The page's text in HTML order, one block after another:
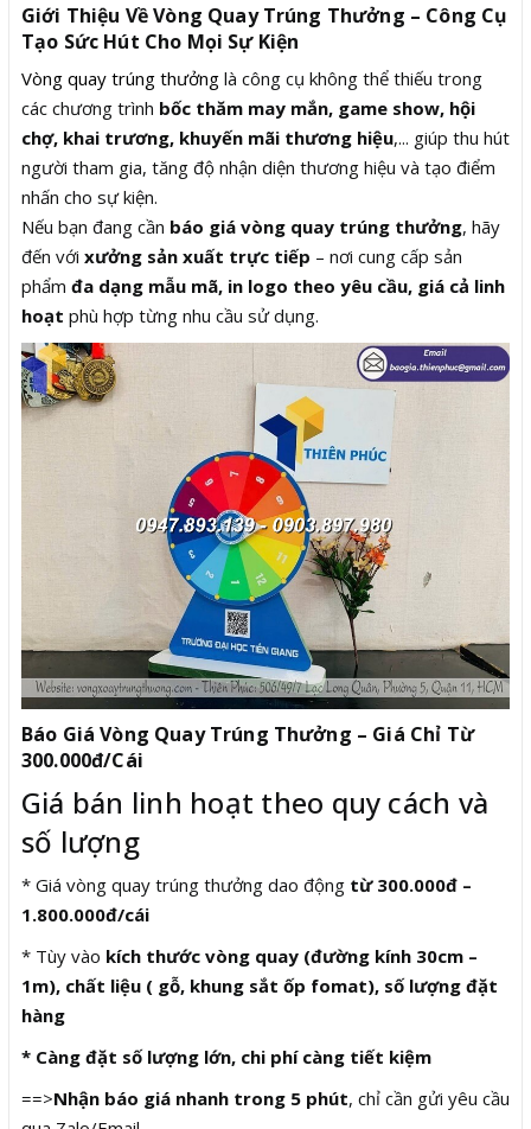
Giới Thiệu Về Vòng Quay Trúng Thưởng – Công Cụ
Tạo Sức Hút Cho Mọi Sự Kiện
Vòng quay trúng thưởng là công cụ không thể thiếu trong
các chương trình bốc thăm may mắn, game show, hội
chợ, khai trương, khuyến mãi thương hiệu,... giúp thu hút
người tham gia, tăng độ nhận diện thương hiệu và tạo điểm
nhấn cho sự kiện.
Nếu bạn đang cần báo giá vòng quay trúng thưởng, hãy
đến với xưởng sản xuất trực tiếp – nơi cung cấp sản
phẩm đa dạng mẫu mã, in logo theo yêu cầu, giá cả linh
hoạt phù hợp từng nhu cầu sử dụng.
Báo Giá Vòng Quay Trúng Thưởng – Giá Chỉ Từ
300.000đ/Cái
Giá bán linh hoạt theo quy cách và
số lượng
* Giá vòng quay trúng thưởng dao động từ 300.000đ –
1.800.000đ/cái
* Tùy vào kích thước vòng quay (đường kính 30cm –
1m), chất liệu ( gỗ, khung sắt ốp fomat), số lượng đặt
hàng
* Càng đặt số lượng lớn, chi phí càng tiết kiệm
==>Nhận báo giá nhanh trong 5 phút, chỉ cần gửi yêu cầu